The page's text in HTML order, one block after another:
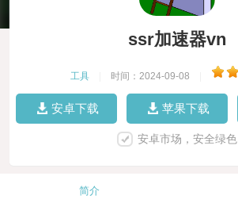
ssr加速器vn
工具 时间：2024-09-08
安卓下载 苹果下载
安卓市场，安全绿色
简介